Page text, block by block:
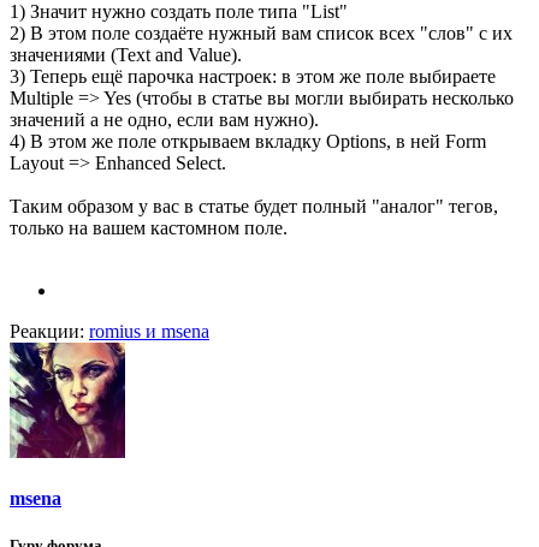
1) Значит нужно создать поле типа "List"
2) В этом поле создаёте нужный вам список всех "слов" с их
значениями (Text and Value).
3) Теперь ещё парочка настроек: в этом же поле выбираете
Multiple => Yes (чтобы в статье вы могли выбирать несколько
значений а не одно, если вам нужно).
4) В этом же поле открываем вкладку Options, в ней Form
Layout => Enhanced Select.
Таким образом у вас в статье будет полный "аналог" тегов,
только на вашем кастомном поле.
Реакции: romius и msena
msena